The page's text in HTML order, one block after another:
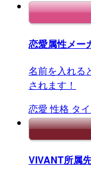
恋愛属性メー
名前を入れる
されます！
恋愛 性格 タ
VIVANT所属